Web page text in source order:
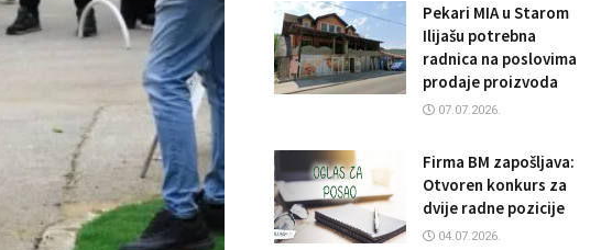
Pekari MIA u Starom
Ilijašu potrebna
radnica na poslovima
prodaje proizvoda
07.07.2026.
Firma BM zapošljava:
Otvoren konkurs za
dvije radne pozicije
04.07.2026.